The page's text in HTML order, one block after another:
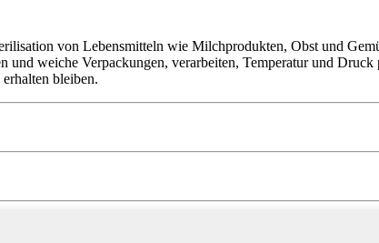
von Lebensmitteln wie Milchprodukten, Obst und
und weiche Verpackungen, verarbeiten, Temperatur und
bleiben.